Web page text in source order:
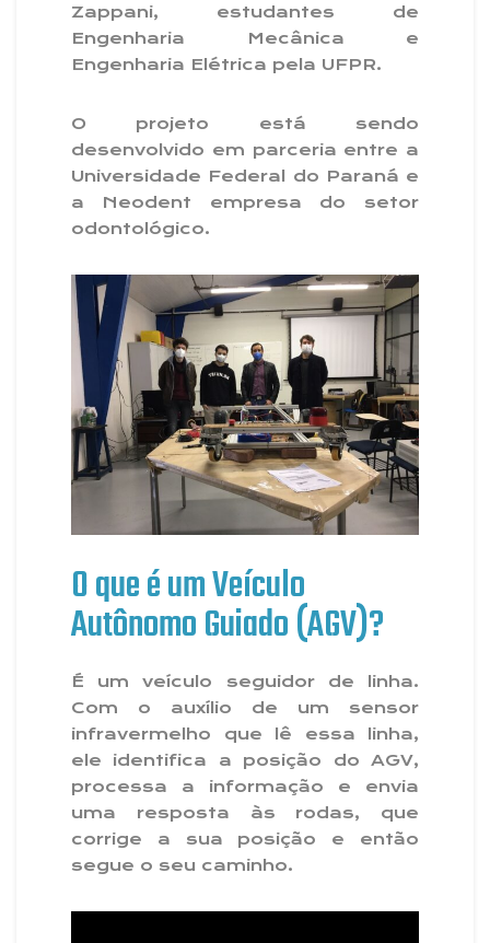
Zappani, estudantes de
Engenharia Mecânica e
Engenharia Elétrica pela UFPR.
O projeto está sendo
desenvolvido em parceria entre a
Universidade Federal do Paraná e
a Neodent empresa do setor
odontológico.
O que é um Veículo
Autônomo Guiado (AGV)?
É um veículo seguidor de linha.
Com o auxílio de um sensor
infravermelho que lê essa linha,
ele identifica a posição do AGV,
processa a informação e envia
uma resposta às rodas, que
corrige a sua posição e então
segue o seu caminho.